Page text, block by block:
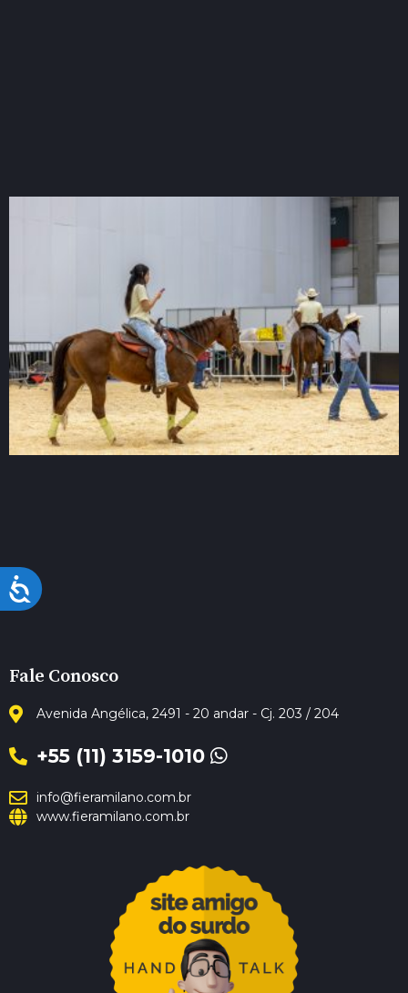
Acessibilidade
Fale Conosco
Avenida Angélica, 2491 - 20 andar - Cj. 203 / 204
+55 (11) 3159-1010
info@fieramilano.com.br
www.fieramilano.com.br